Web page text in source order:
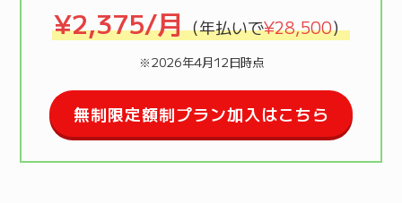
¥2,375/月（年払いで¥28,500）
※2026年4月12日時点
無制限定額制プラン加入はこちら